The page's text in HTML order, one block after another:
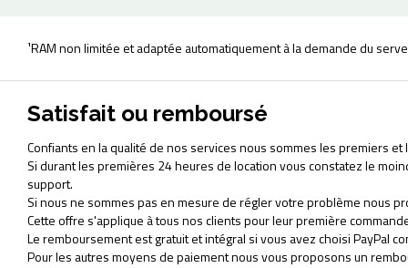
¹RAM non limitée et adaptée automatiquement à la demande du
Satisfait ou remboursé
Confiants en la qualité de nos services nous sommes les premiers
Si durant les premières 24 heures de location vous constatez le
support.
Si nous ne sommes pas en mesure de régler votre problème nous
Cette offre s'applique à tous nos clients pour leur première
Le remboursement est gratuit et intégral si vous avez choisi PayPal
Pour les autres moyens de paiement nous vous proposons un